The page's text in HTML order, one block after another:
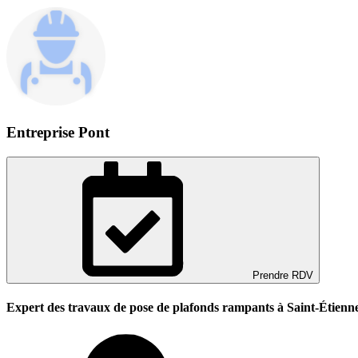
Entreprise Pont
Prendre RDV
Expert des travaux de pose de plafonds rampants à Saint-